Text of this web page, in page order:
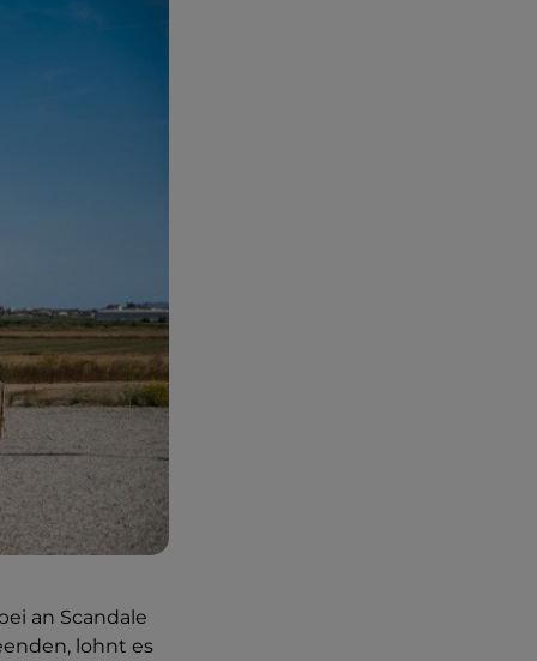
an Scandale
lohnt es